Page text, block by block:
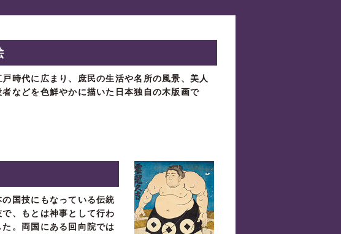
時代に広まり、庶民の生活や名所の風景、美人
者などを色鮮やかに描いた日本独自の木版画で
の国技にもなっている伝統
で、もとは神事として行わ
。両国にある回向院では